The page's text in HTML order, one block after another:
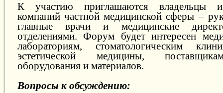
К участию приглашаются владельцы и
компаний частной медицинской сферы –
главные врачи и медицинские
отделениями. Форум будет интересен
лабораториям, стоматологическим
эстетической медицины,
оборудования и материалов.
Вопросы к обсуждению: